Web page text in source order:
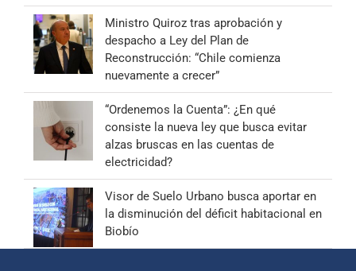
Ministro Quiroz tras aprobación y
despacho a Ley del Plan de
Reconstrucción: “Chile comienza
nuevamente a crecer”
“Ordenemos la Cuenta”: ¿En qué
consiste la nueva ley que busca evitar
alzas bruscas en las cuentas de
electricidad?
Visor de Suelo Urbano busca aportar en
la disminución del déficit habitacional en
Biobío